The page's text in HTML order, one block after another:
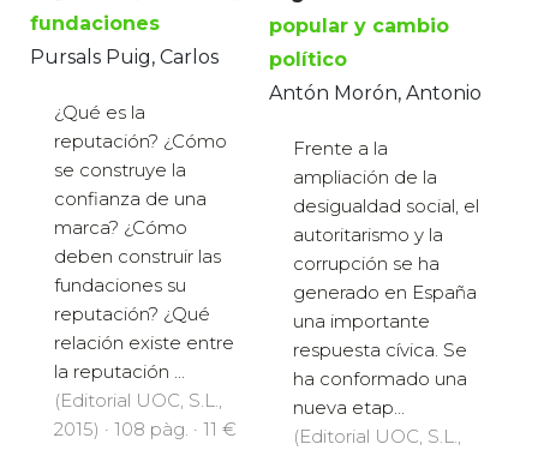
fundaciones
Pursals Puig, Carlos
¿Qué es la
reputación? ¿Cómo
se construye la
confianza de una
marca? ¿Cómo
deben construir las
fundaciones su
reputación? ¿Qué
relación existe entre
la reputación ...
(Editorial UOC, S.L.,
2015) · 108 pàg. · 11 €
popular y cambio
político
Antón Morón, Antonio
Frente a la
ampliación de la
desigualdad social, el
autoritarismo y la
corrupción se ha
generado en España
una importante
respuesta cívica. Se
ha conformado una
nueva etap...
(Editorial UOC, S.L.,